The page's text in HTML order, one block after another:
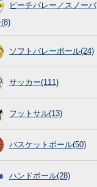
ビーチバレー／スノーバ
ソフトバレーボール(24)
サッカー(111)
フットサル(13)
バスケットボール(50)
ハンドボール(28)